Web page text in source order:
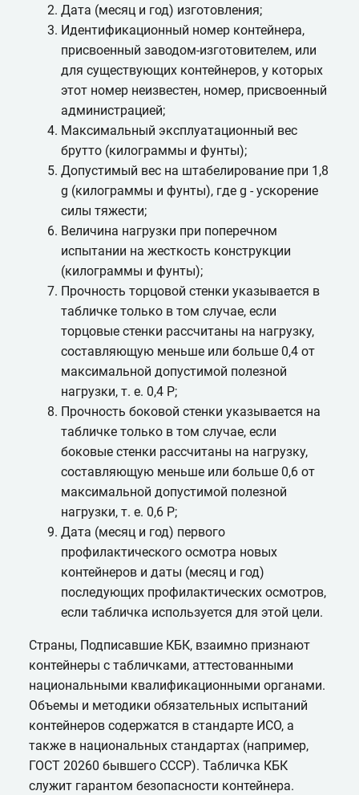
Дата (месяц и год) изготовления;
Идентификационный номер контейнера,
присвоенный заводом-изготовителем, или
для существующих контейнеров, у которых
этот номер неизвестен, номер, присвоенный
администрацией;
Максимальный эксплуатационный вес
брутто (килограммы и фунты);
Допустимый вес на штабелирование при 1,8
g (килограммы и фунты), где g - ускорение
силы тяжести;
Величина нагрузки при поперечном
испытании на жесткость конструкции
(килограммы и фунты);
Прочность торцовой стенки указывается в
табличке только в том случае, если
торцовые стенки рассчитаны на нагрузку,
составляющую меньше или больше 0,4 от
максимальной допустимой полезной
нагрузки, т. е. 0,4 Р;
Прочность боковой стенки указывается на
табличке только в том случае, если
боковые стенки рассчитаны на нагрузку,
составляющую меньше или больше 0,6 от
максимальной допустимой полезной
нагрузки, т. е. 0,6 Р;
Дата (месяц и год) первого
профилактического осмотра новых
контейнеров и даты (месяц и год)
последующих профилактических осмотров,
если табличка используется для этой цели.
Страны, Подписавшие КБК, взаимно признают
контейнеры с табличками, аттестованными
национальными квалификационными органами.
Объемы и методики обязательных испытаний
контейнеров содержатся в стандарте ИСО, а
также в национальных стандартах (например,
ГОСТ 20260 бывшего СССР). Табличка КБК
служит гарантом безопасности контейнера.